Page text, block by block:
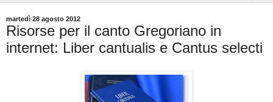
martedì 28 agosto 2012
Risorse per il canto Gregoriano in
internet: Liber cantualis e Cantus selecti